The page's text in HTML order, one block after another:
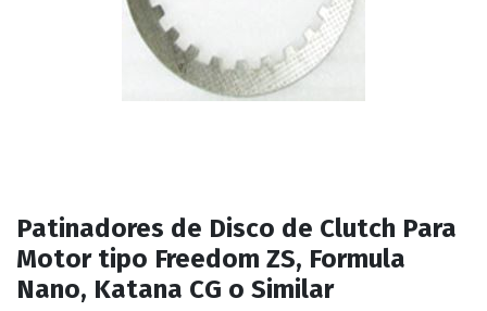
Patinadores de Disco de Clutch Para
Motor tipo Freedom ZS, Formula
Nano, Katana CG o Similar